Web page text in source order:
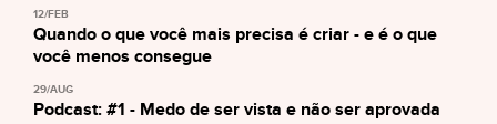
12/FEB
Quando o que você mais precisa é criar - e é o que
você menos consegue
29/AUG
Podcast: #1 - Medo de ser vista e não ser aprovada